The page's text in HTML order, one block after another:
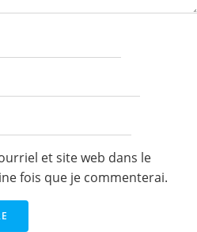
et site web dans le
fois que je commenterai.